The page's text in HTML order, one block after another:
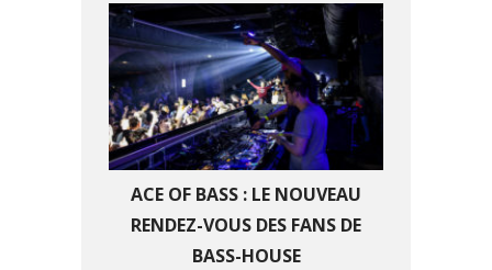
ACE OF BASS : LE NOUVEAU
RENDEZ-VOUS DES FANS DE
BASS-HOUSE